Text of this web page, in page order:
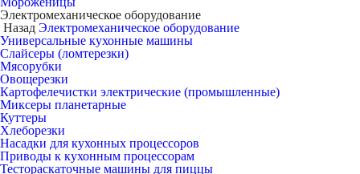
Электромеханическое оборудование
Назад Электромеханическое оборудование
Универсальные кухонные машины
Слайсеры (ломтерезки)
Мясорубки
Овощерезки
Картофелечистки электрические (промышленные)
Миксеры планетарные
Куттеры
Хлеборезки
Насадки для кухонных процессоров
Приводы к кухонным процессорам
Тестораскаточные машины для пиццы